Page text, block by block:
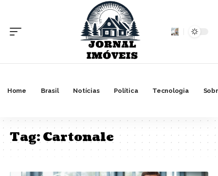
Home Brasil Notícias Política Tecnologia
Tag:Cartonale